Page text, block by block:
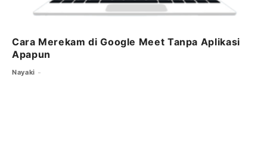
Cara Merekam di Google Meet Tanpa Aplikasi
Apapun
Nayaki